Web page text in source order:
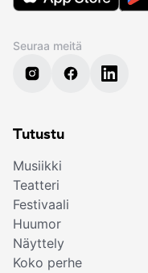
Seuraa meitä
Tutustu
Musiikki
Teatteri
Festivaali
Huumor
Näyttely
Koko perhe